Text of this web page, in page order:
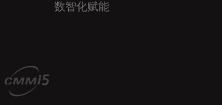
数智化赋能